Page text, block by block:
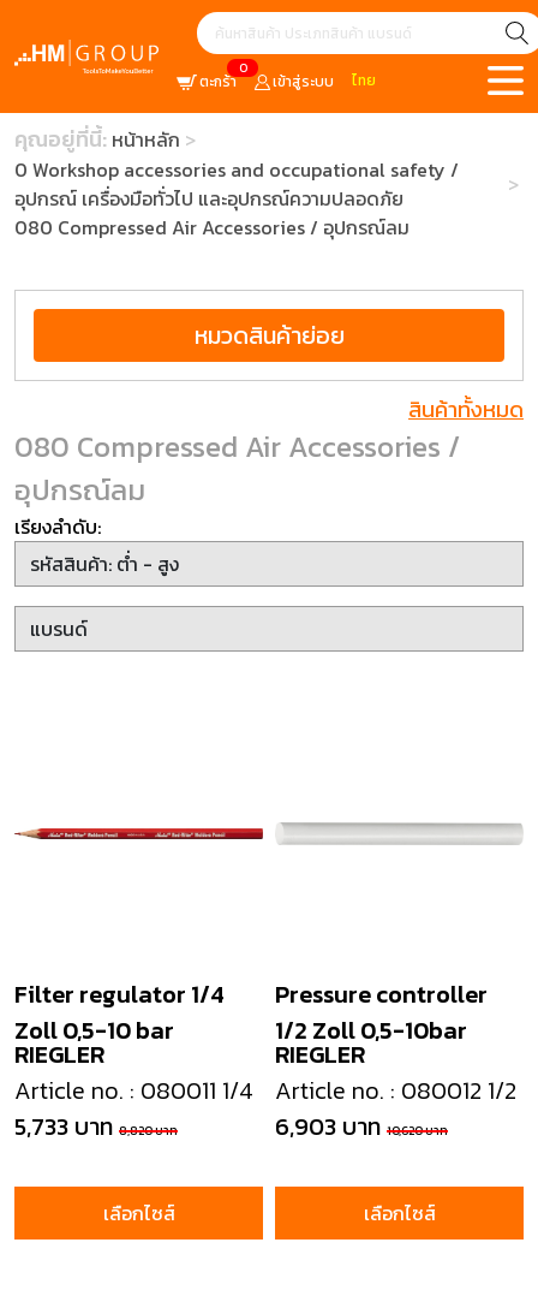
0
ตะกร้า เข้าสู่ระบบ ไทย
คุณอยู่ที่นี้: หน้าหลัก
0 Workshop accessories and occupational safety /
อุปกรณ์ เครื่องมือทั่วไป และอุปกรณ์ความปลอดภัย
080 Compressed Air Accessories / อุปกรณ์ลม
หมวดสินค้าย่อย
สินค้าทั้งหมด
080 Compressed Air Accessories /
อุปกรณ์ลม
เรียงลำดับ:
RIEGLER
Filter regulator 1/4
Zoll 0,5-10 bar
Article no. : 080011 1/4
5,733 บาท 8,820 บาท
เลือกไซส์
RIEGLER
Pressure controller
1/2 Zoll 0,5-10bar
Article no. : 080012 1/2
6,903 บาท 10,620 บาท
เลือกไซส์